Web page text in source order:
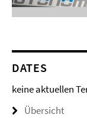
DATES
keine aktuellen
Übersicht